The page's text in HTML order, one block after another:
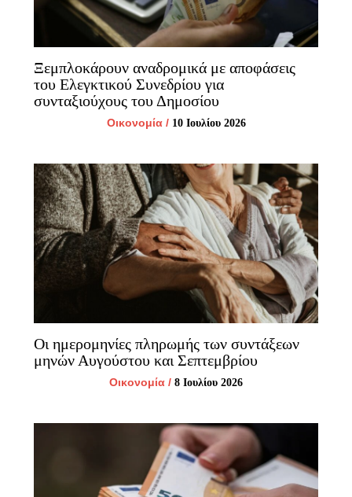
Ξεμπλοκάρουν αναδρομικά με αποφάσεις
του Ελεγκτικού Συνεδρίου για
συνταξιούχους του Δημοσίου
Οικονομία/ 10 Ιουλίου 2026
Οι ημερομηνίες πληρωμής των συντάξεων
μηνών Αυγούστου και Σεπτεμβρίου
Οικονομία / 8 Ιουλίου 2026